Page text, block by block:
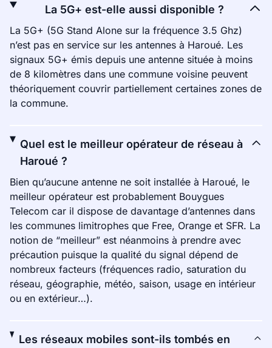
La 5G+ est-elle aussi disponible ?
La 5G+ (5G Stand Alone sur la fréquence 3.5 Ghz)
n’est pas en service sur les antennes à Haroué. Les
signaux 5G+ émis depuis une antenne située à moins
de 8 kilomètres dans une commune voisine peuvent
théoriquement couvrir partiellement certaines zones de
la commune.
Quel est le meilleur opérateur de réseau à
Haroué ?
Bien qu’aucune antenne ne soit installée à Haroué, le
meilleur opérateur est probablement Bouygues
Telecom car il dispose de davantage d’antennes dans
les communes limitrophes que Free, Orange et SFR. La
notion de “meilleur” est néanmoins à prendre avec
précaution puisque la qualité du signal dépend de
nombreux facteurs (fréquences radio, saturation du
réseau, géographie, météo, saison, usage en intérieur
ou en extérieur…).
Les réseaux mobiles sont-ils tombés en